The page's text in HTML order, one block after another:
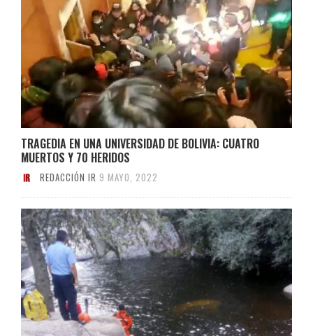
TRAGEDIA EN UNA UNIVERSIDAD DE BOLIVIA: CUATRO
MUERTOS Y 70 HERIDOS
REDACCIÓN IR 9 MAYO, 2022